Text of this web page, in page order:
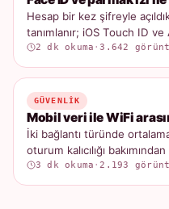
Hesap bir kez şifreyle
tanımlanır; iOS Touch ID
2 dk okuma ·3.642
GÜVENLIK
Mobil veri ile WiFi
İki bağlantı türünde
oturum kalıcılığı
3 dk okuma ·2.193